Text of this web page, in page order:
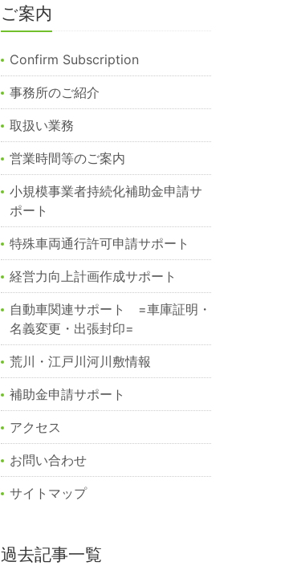
ご案内
Confirm Subscription
事務所のご紹介
取扱い業務
営業時間等のご案内
小規模事業者持続化補助金申請サ
ポート
特殊車両通行許可申請サポート
経営力向上計画作成サポート
自動車関連サポート =車庫証明・
名義変更・出張封印=
荒川・江戸川河川敷情報
補助金申請サポート
アクセス
お問い合わせ
サイトマップ
過去記事一覧